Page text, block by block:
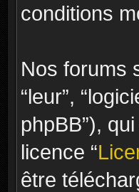
conditions
Nos forums
“leur”,
phpBB”),
licence “
être